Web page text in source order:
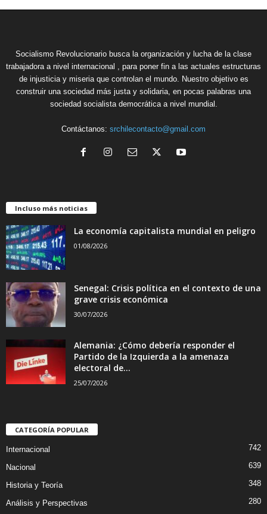
Socialismo Revolucionario busca la organización y lucha de la clase
trabajadora a nivel internacional , para poner fin a las actuales estructuras
de injusticia y miseria que controlan el mundo. Nuestro objetivo es
construir una sociedad más justa y solidaria, en pocas palabras una
sociedad socialista democrática a nivel mundial.
Contáctanos: srchilecontacto@gmail.com
Incluso más noticias
La economía capitalista mundial en peligro
01/08/2026
Senegal: Crisis política en el contexto de una
grave crisis económica
30/07/2026
Alemania: ¿Cómo debería responder el
Partido de la Izquierda a la amenaza
electoral de...
25/07/2026
CATEGORÍA POPULAR
Internacional 742
Nacional 639
Historia y Teoría 348
Análisis y Perspectivas 280